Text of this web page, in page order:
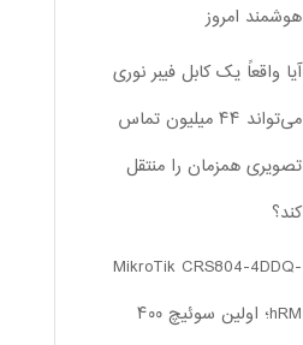
هوشمند امروز
آیا واقعاً یک کابل فیبر نوری
می‌تواند ۴۴ میلیون تماس
تصویری همزمان را منتقل
کند؟
MikroTik CRS804-4DDQ-
hRM؛ اولین سوئیچ ۴۰۰